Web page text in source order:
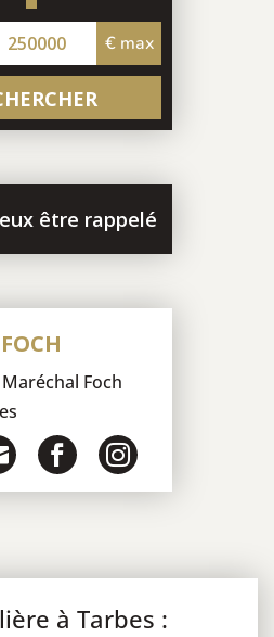
250000 € max
être rappelé
Foch
à Tarbes :